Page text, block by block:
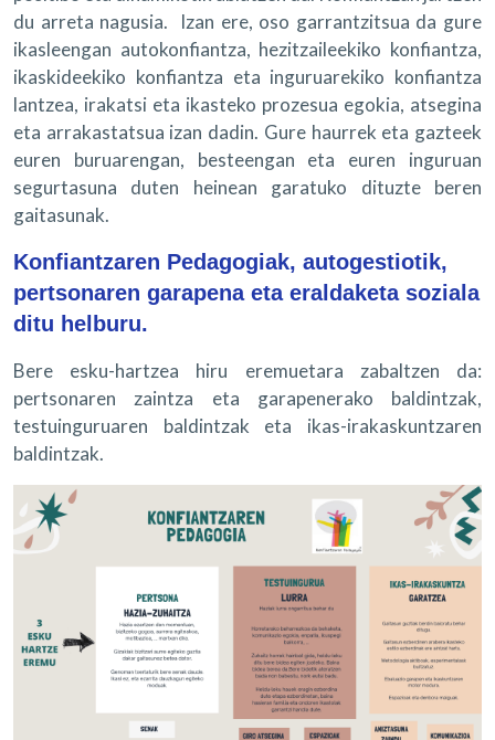
du arreta nagusia. Izan ere, oso garrantzitsua da gure
ikasleengan autokonfiantza, hezitzaileekiko konfiantza,
ikaskideekiko konfiantza eta inguruarekiko konfiantza
lantzea, irakatsi eta ikasteko prozesua egokia, atsegina
eta arrakastatsua izan dadin. Gure haurrek eta gazteek
euren buruarengan, besteengan eta euren inguruan
segurtasuna duten heinean garatuko dituzte beren
gaitasunak.
Konfiantzaren Pedagogiak, autogestiotik,
pertsonaren garapena eta eraldaketa soziala
ditu helburu.
Bere esku-hartzea hiru eremuetara zabaltzen da:
pertsonaren zaintza eta garapenerako baldintzak,
testuinguruaren baldintzak eta ikas-irakaskuntzaren
baldintzak.